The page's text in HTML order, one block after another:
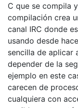
C que se compila
compilación crea
canal IRC donde
usando desde
sencilla de aplicar
depender de la
ejemplo en este
carecen de
cualquiera con